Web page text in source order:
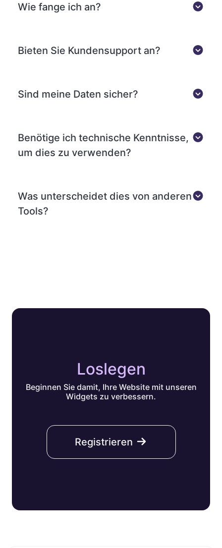
Wie fange ich an?
Bieten Sie Kundensupport an?
Sind meine Daten sicher?
Benötige ich technische Kenntnisse,
um dies zu verwenden?
Was unterscheidet dies von anderen
Tools?
Loslegen
Beginnen Sie damit, Ihre Website mit unseren
Widgets zu verbessern.
Registrieren